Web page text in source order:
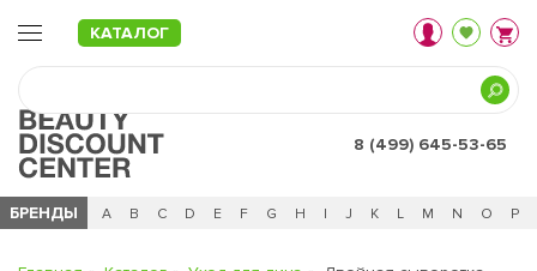
КАТАЛОГ
8 (499) 645-53-65
БРЕНДЫ
Ч 0 - 9 A B C D E F G H I J K L M N O P